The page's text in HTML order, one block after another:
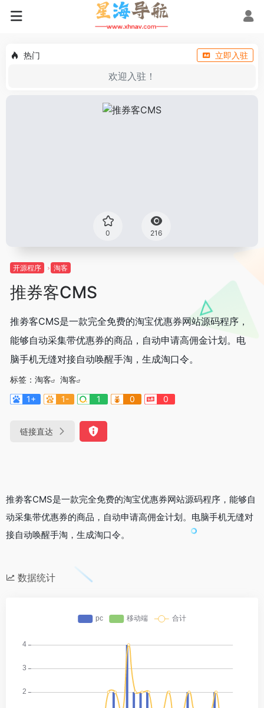
热门 立即入驻
欢迎入驻！
0 216
开源程序 淘客
推券客CMS
推劵客CMS是一款完全免费的淘宝优惠券网站源码程序，
能够自动采集带优惠券的商品，自动申请高佣金计划。电
脑手机无缝对接自动唤醒手淘，生成淘口令。
标签： 淘客
淘客
1+
1- 1 0 0
链接直达
推劵客CMS是一款完全免费的淘宝优惠券网站源码程序，能够自
动采集带优惠券的商品，自动申请高佣金计划。电脑手机无缝对
接自动唤醒手淘，生成淘口令。
数据统计